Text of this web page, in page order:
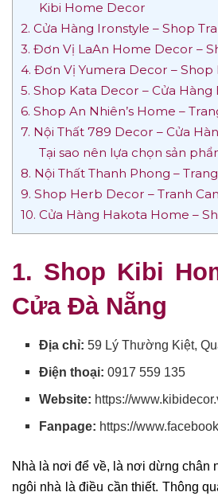
Kibi Home Decor
2. Cửa Hàng Ironstyle – Shop
3. Đơn Vị LaAn Home Decor –
4. Đơn Vị Yumera Decor –
5. Shop Kata Decor – Cửa
6. Shop An Nhiên’s Home –
7. Nội Thất 789 Decor – Cửa
Tại sao nên lựa chọn sản
8. Nội Thất Thanh Phong –
9. Shop Herb Decor – Tranh
10. Cửa Hàng Hakota Home –
1. Shop Kibi
Cửa Đà Nẵng
Địa chỉ:59 Lý Thường Kiệt,
Điện thoại:0917 559 135
Website: https://
Fanpage: https://
Nhà là nơi để về, là nơi dừng chân
ngôi nhà là điều cần thiết. Thông